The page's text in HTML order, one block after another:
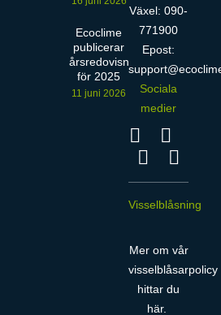
Ecoclime
publicerar
årsredovisning
för 2025
11 juni 2026
Växel: 090-
771900
Epost:
Sociala
medier
Visselblåsning
Mer om vår
visselblåsarpolicy
hittar du
här.